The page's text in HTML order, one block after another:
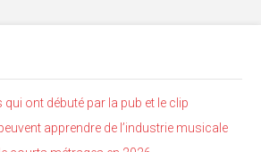
ont débuté par la pub et le clip
apprendre de l’industrie musicale